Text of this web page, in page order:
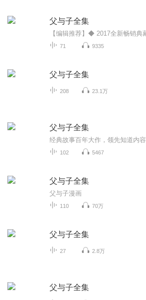
父与子全集
71 9335
父与子全集
208 23.1万
父与子全集
经典故事百年大作，领先知道内容
102 5467
父与子全集
父与子漫画
110 70万
父与子全集
27 2.8万
父与子全集